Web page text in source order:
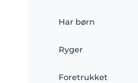
Har børn
Ryger
Foretrukket